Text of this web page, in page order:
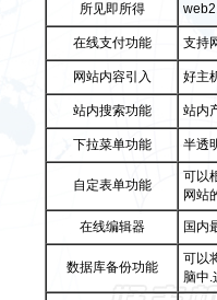
所见即所得
在线支付功能 支持
网站内容引入 好主
站内搜索功能 站内
下拉菜单功能 半透
自定表单功能
可以
网站
在线编辑器 国内
数据库备份功能
可以
脑中.